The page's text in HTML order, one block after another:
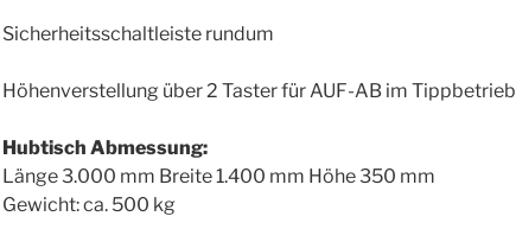
Sicherheitsschaltleiste rundum
Höhenverstellung über 2 Taster für AUF-AB im Tippbetrieb
Hubtisch Abmessung:
Länge 3.000 mm Breite 1.400 mm Höhe 350 mm
Gewicht: ca. 500 kg